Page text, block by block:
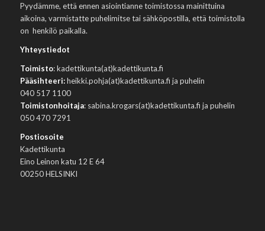
Pyydämme, että ennen asiointianne toimistossa mainittuina
aikoina, varmistatte puhelimitse tai sähköpostilla, että toimistolla
on henkilö paikalla.
Yhteystiedot
Toimisto: kadettikunta(at)kadettikunta.fi
Pääsihteeri:heikki.pohja(at)kadettikunta.fi ja puhelin
040 517 1100
Toimistonhoitaja: sabina.krogars(at)kadettikunta.fi ja puhelin
050 470 7291
Postiosoite
Kadettikunta
Eino Leinon katu 12 E 64
00250 HELSINKI